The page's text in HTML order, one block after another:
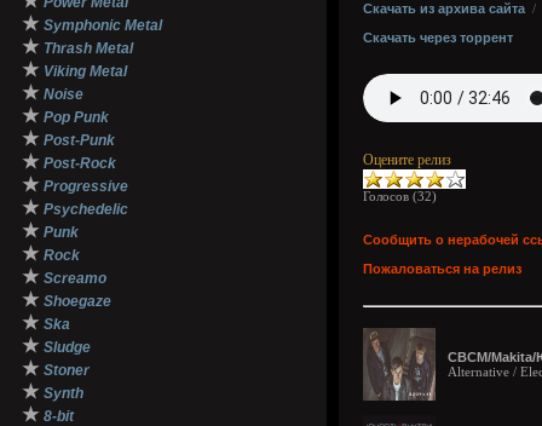
★ Symphonic Metal
★ Thrash Metal
★ Viking Metal
★ Noise
★ Pop Punk
★ Post-Punk
★ Post-Rock
★ Progressive
★ Psychedelic
★ Punk
★ Rock
★ Screamo
★ Shoegaze
★ Ska
★ Sludge
★ Stoner
★ Synth
★ 8-bit
Скачать из архива сайта /
Скачать через торрент
Оцените релиз
Голосов (32)
Сообщить о нерабочей
Пожаловаться на релиз
СВСМ/Makita/
Alternative /